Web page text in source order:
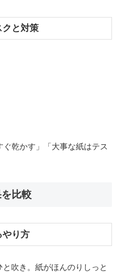
クと対策
乾かす」「大事な紙はテス
比較
やり方
吹き。紙がほんのりしっと